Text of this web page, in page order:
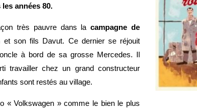
années 80.
très pauvre dans lacampagne de
son fils Davut. Ce dernier se réjouit
à bord de sa grosse Mercedes. Il
travailler chez un grand constructeur
sont restés au village.
« Volkswagen » comme le bien le plus